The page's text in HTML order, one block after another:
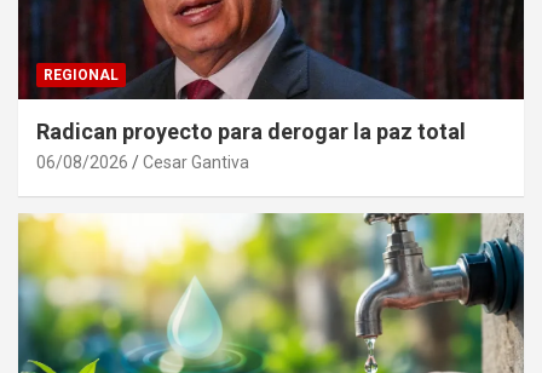
REGIONAL
Radican proyecto para derogar la paz total
06/08/2026 Cesar Gantiva